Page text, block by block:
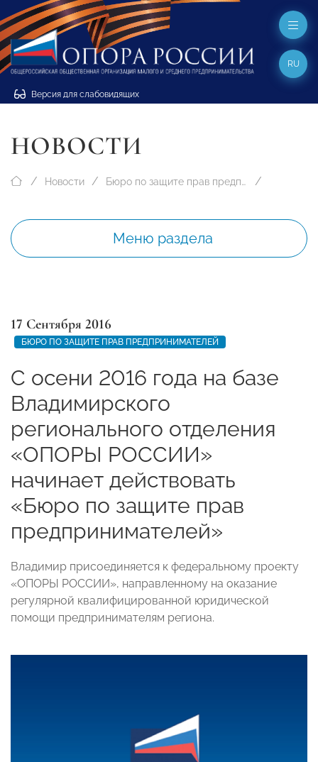
Версия для слабовидящих
RU
НОВОСТИ
Новости Бюро по защите прав предпринимателей
Меню раздела
17 Сентября 2016
БЮРО ПО ЗАЩИТЕ ПРАВ ПРЕДПРИНИМАТЕЛЕЙ
С осени 2016 года на базе
Владимирского
регионального отделения
«ОПОРЫ РОССИИ»
начинает действовать
«Бюро по защите прав
предпринимателей»
Владимир присоединяется к федеральному проекту
«ОПОРЫ РОССИИ», направленному на оказание
регулярной квалифицированной юридической
помощи предпринимателям региона.